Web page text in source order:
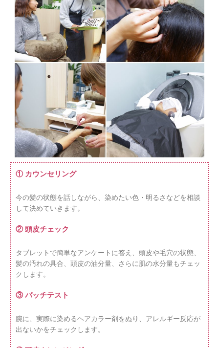
① カウンセリング
今の髪の状態を話しながら、染めたい色・明るさなどを相談
して決めていきます。
② 頭皮チェック
タブレットで簡単なアンケートに答え、頭皮や毛穴の状態、
髪の汚れの具合、頭皮の油分量、さらに肌の水分量もチェッ
クします。
③ パッチテスト
腕に、実際に染めるヘアカラー剤をぬり、アレルギー反応が
出ないかをチェックします。